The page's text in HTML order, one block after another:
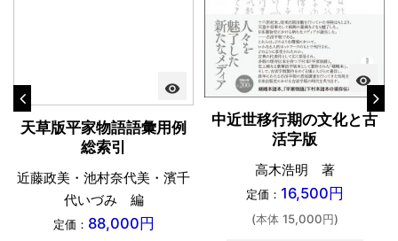
visibility
天草版平家物語語彙用例
総索引
近藤政美・池村奈代美・濱千
代いづみ 編
定価： 88,000円
visibility
中近世移行期の文化と古
活字版
高木浩明 著
定価： 16,500円
(本体 15,000円)